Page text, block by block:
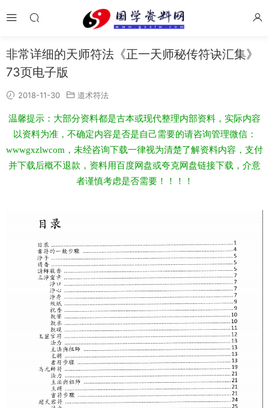
非常详细的天师符法《正一天师秘传符诀汇集》
73页电子版
2018-11-30 道术符法
温馨提示：大部分资料都是古本或现代整理内部资料，实际内容
以资料为准，不确定内容是否是自己需要的请咨询管理微信：
wwwgxzlwcom，未经咨询下载一律视为清楚了解资料内容，支付
并下载后概不退款，资料用百度网盘或夸克网盘链接下载，介意
者谨慎考虑是否需要！！！！